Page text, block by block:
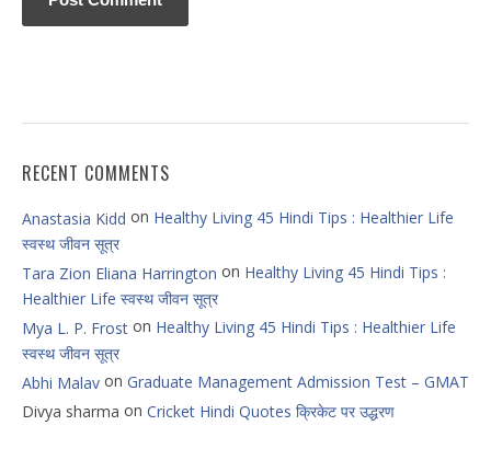
RECENT COMMENTS
Anastasia Kidd on Healthy Living 45 Hindi Tips : Healthier Life
स्वस्थ जीवन सूत्र
Tara Zion Eliana Harrington on Healthy Living 45 Hindi Tips :
Healthier Life स्वस्थ जीवन सूत्र
Mya L. P. Frost on Healthy Living 45 Hindi Tips : Healthier Life
स्वस्थ जीवन सूत्र
Abhi Malav on Graduate Management Admission Test – GMAT
Divya sharma on Cricket Hindi Quotes क्रिकेट पर उद्धरण